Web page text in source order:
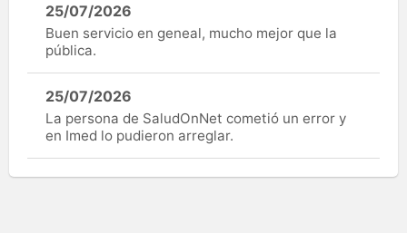
25/07/2026
Buen servicio en geneal, mucho mejor que la
pública.
25/07/2026
La persona de SaludOnNet cometió un error y
en Imed lo pudieron arreglar.